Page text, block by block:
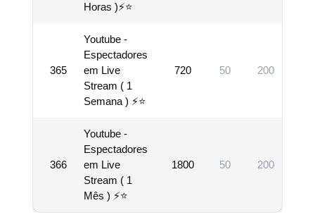
Horas )⚡⭐
365
Youtube -
Espectadores
em Live
Stream ( 1
Semana ) ⚡⭐
720 50 200
366
Youtube -
Espectadores
em Live
Stream ( 1
Mês ) ⚡⭐
1800 50 200